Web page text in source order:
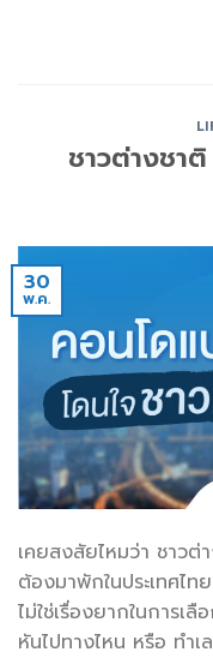
ชาวต่างชา
30
พ.ค.
เคยสงสัยไหมว่า ชาวต่
ต้องมาพักในประเทศไ
ไม่ใช่เรื่องยากในการเ
หันไปทางไหน หรือ ทำเ